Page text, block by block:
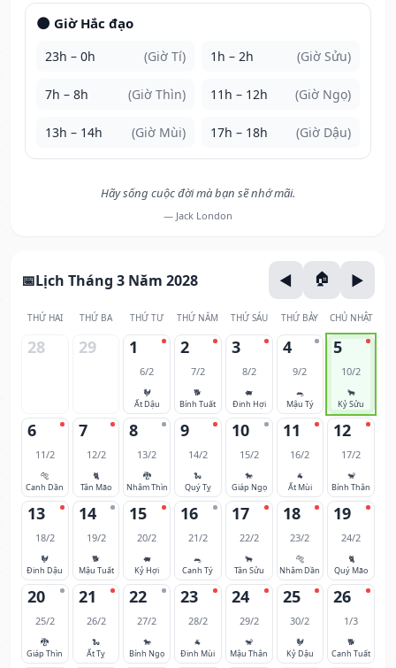
🌑 Giờ Hắc đạo
23h – 0h (Giờ Tí) 1h – 2h (Giờ Sửu)
7h – 8h (Giờ Thìn) 11h – 12h (Giờ Ngọ)
13h – 14h (Giờ Mùi) 17h – 18h (Giờ Dậu)
Hãy sống cuộc đời mà bạn sẽ nhớ mãi.
— Jack London
Lịch Tháng 3 Năm 2028
THỨ HAI THỨ BA THỨ TƯ THỨ NĂM THỨ SÁU THỨ BẢY CHỦ NHẬT
28 29 1
6/2
🐓
Ất Dậu
2
7/2
🐕
Bính Tuất
3
8/2
🐖
Đinh Hợi
4
9/2
🐀
Mậu Tý
5
10/2
🐂
Kỷ Sửu
6
11/2
🐅
Canh Dần
7
12/2
🐈
Tân Mão
8
13/2
🐉
Nhâm Thìn
9
14/2
🐍
Quý Tỵ
10
15/2
🐎
Giáp Ngọ
11
16/2
🐐
Ất Mùi
12
17/2
🐒
Bính Thân
13
18/2
🐓
Đinh Dậu
14
19/2
🐕
Mậu Tuất
15
20/2
🐖
Kỷ Hợi
16
21/2
🐀
Canh Tý
17
22/2
🐂
Tân Sửu
18
23/2
🐅
Nhâm Dần
19
24/2
🐈
Quý Mão
20
25/2
🐉
Giáp Thìn
21
26/2
🐍
Ất Tỵ
22
27/2
🐎
Bính Ngọ
23
28/2
🐐
Đinh Mùi
24
29/2
🐒
Mậu Thân
25
30/2
🐓
Kỷ Dậu
26
1/3
🐕
Canh Tuất